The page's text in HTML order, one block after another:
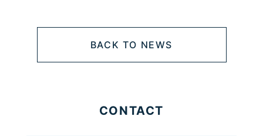
BACK TO NEWS
CONTACT